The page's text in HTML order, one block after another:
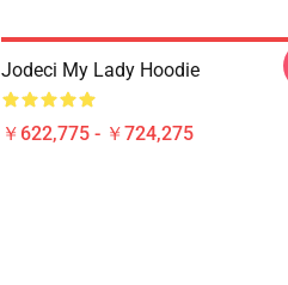
Jodeci My Lady Hoodie
￥622,775 - ￥724,275